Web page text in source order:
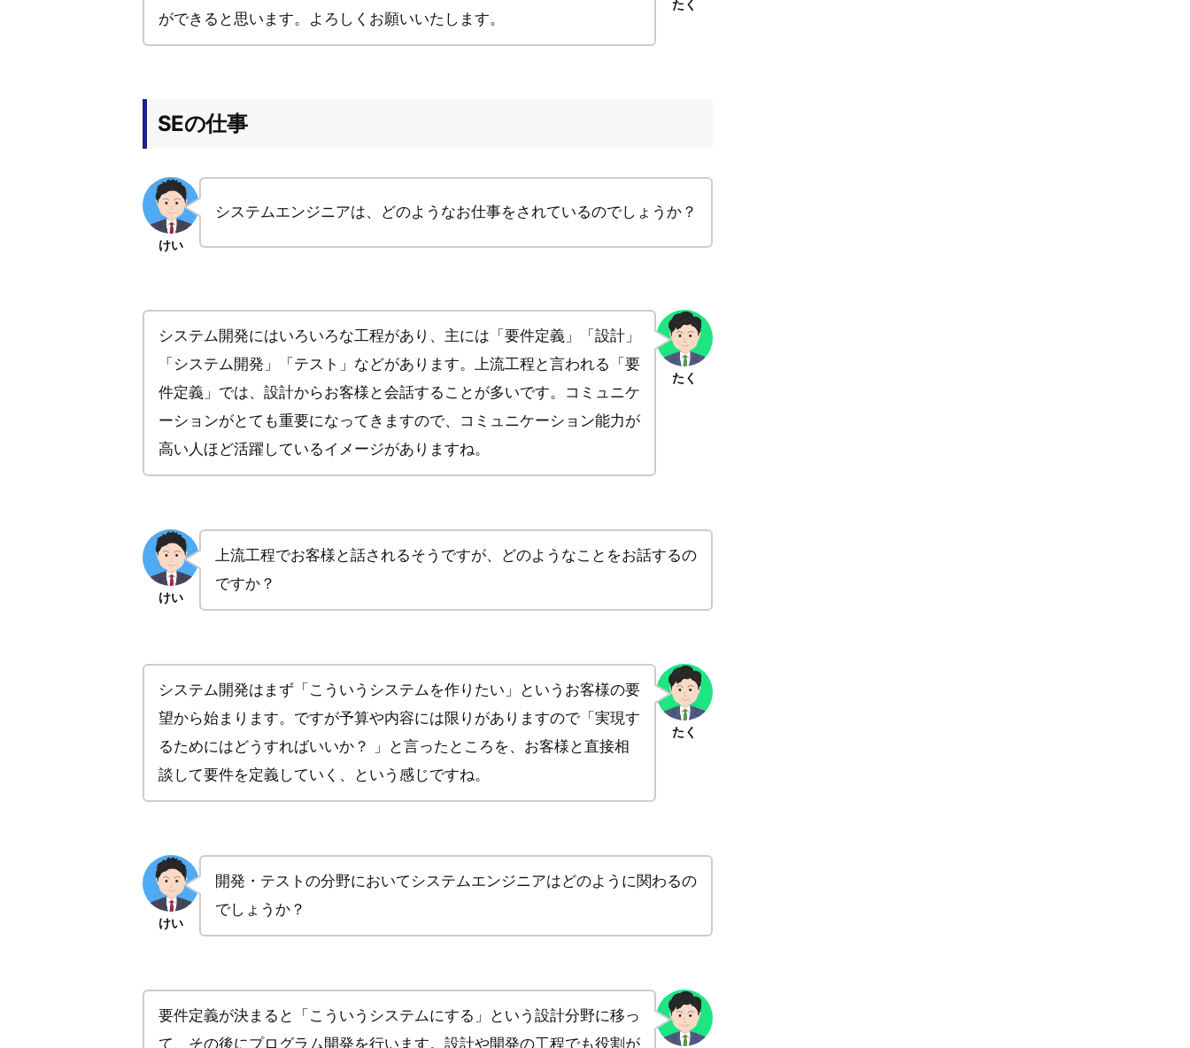
たく
ができると思います。よろしくお願いいたします。
SEの仕事
けい
システムエンジニアは、どのようなお仕事をされているのでしょうか？
たく
システム開発にはいろいろな工程があり、主には「要件定義」「設計」
「システム開発」「テスト」などがあります。上流工程と言われる「要
件定義」では、設計からお客様と会話することが多いです。コミュニケ
ーションがとても重要になってきますので、コミュニケーション能力が
高い人ほど活躍しているイメージがありますね。
けい
上流工程でお客様と話されるそうですが、どのようなことをお話するの
ですか？
たく
システム開発はまず「こういうシステムを作りたい」というお客様の要
望から始まります。ですが予算や内容には限りがありますので「実現す
るためにはどうすればいいか？ 」と言ったところを、お客様と直接相
談して要件を定義していく、という感じですね。
けい
開発・テストの分野においてシステムエンジニアはどのように関わるの
でしょうか？
要件定義が決まると「こういうシステムにする」という設計分野に移っ
て、その後にプログラム開発を行います。設計や開発の工程でも役割が